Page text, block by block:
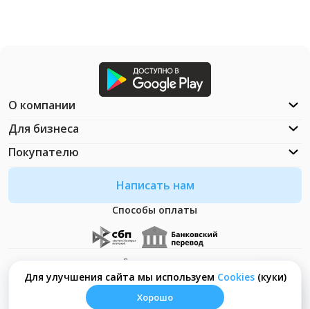
Для улучшения сайта мы используем Сookies(куки)
Хорошо
Написать нам
Способы оплаты
О компании
Для бизнеса
Покупателю
© ООО "Неософт" - 2026
Документация
Что такое Cookies?